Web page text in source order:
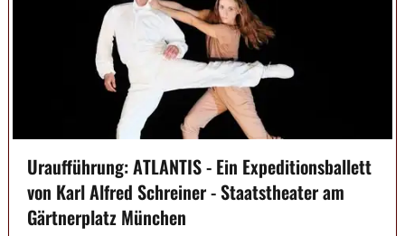
Uraufführung: ATLANTIS - Ein Expeditionsballett
von Karl Alfred Schreiner - Staatstheater am
Gärtnerplatz München